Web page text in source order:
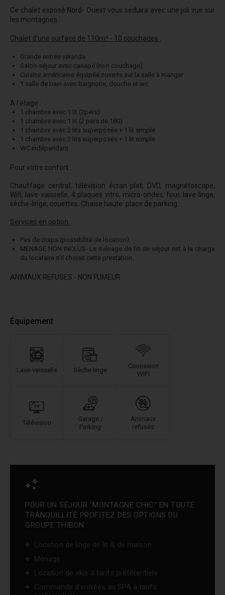
Ce chalet exposé Nord- Ouest vous seduira avec une joli vue sur
les montagnes.
Chalet d'une surface de 110m² - 10 couchages :
Grande entrée véranda
Salon-séjour avec canapé (non couchage)
Cuisine américaine équipée ouverte sur la salle à manger
1 salle de bain avec baignoire, douche et wc
A l'étage :
1 chambre avec 1 lit (2pers)
1 chambre avec 1 lit (2 pers de 180)
1 chambre avec 2 lits superposés + 1 lit simple
1 chambre avec 2 lits superposés + 1 lit simple
WC indépendant
Pour votre confort :
Chauffage central, télévision écran plat, DVD, magnétoscope,
Wifi, lave-vaisselle, 4 plaques vitro, micro-ondes, four, lave-linge,
sèche-linge, couettes. Chaise haute. place de parking.
Services en option :
Pas de draps (possibilité de location).
MENAGE NON INCLUS- Le ménage de fin de séjour est à la charge
du locataire s'il choisit cette prestation.
ANIMAUX REFUSES - NON FUMEUR
Équipement
Lave-vaisselle Sèche linge
Connexion
WIFI
Télévision
Garage /
Parking
Animaux
refusés
POUR UN SÉJOUR "MONTAGNE CHIC" EN TOUTE
TRANQUILLITÉ PROFITEZ DES OPTIONS DU
GROUPE THIBON :
Location de linge de lit & de maison
Ménage
Location de skis à tarifs préférentiels
Commande d'entrées au SPA à tarifs